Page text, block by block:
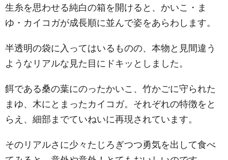
生糸を思わせる純白の箱を開けると、かいこ・ま
ゆ・カイコガが成長順に並んで姿をあらわします。
半透明の袋に入ってはいるものの、本物と見間違う
ようなリアルな見た目にドキッとしました。
餌である桑の葉にのったかいこ、竹かごに守られた
まゆ、木にとまったカイコガ。それぞれの特徴をと
らえ、細部までていねいに再現されています。
そのリアルさに少々たじろぎつつ勇気を出して食べ